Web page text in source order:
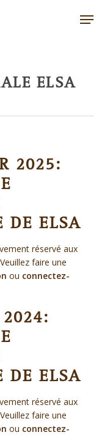
Menu
ELSA
2025:
DE ELSA
réservé aux
faire une
ou connectez-
2024:
DE ELSA
réservé aux
faire une
ou connectez-